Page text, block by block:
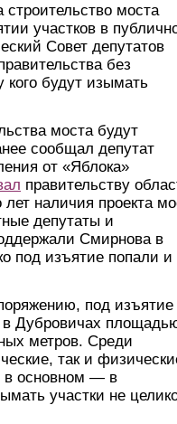
строительство моста
участков в
Совет депутатов
без
будут изымать
моста будут
сообщал депутат
от «Яблока»
правительству
наличия проекта
депутаты и
Смирнова в
под изъятие попали и
под изъятие
в Дубровичах
метров. Среди
так и
в основном — в
участки не